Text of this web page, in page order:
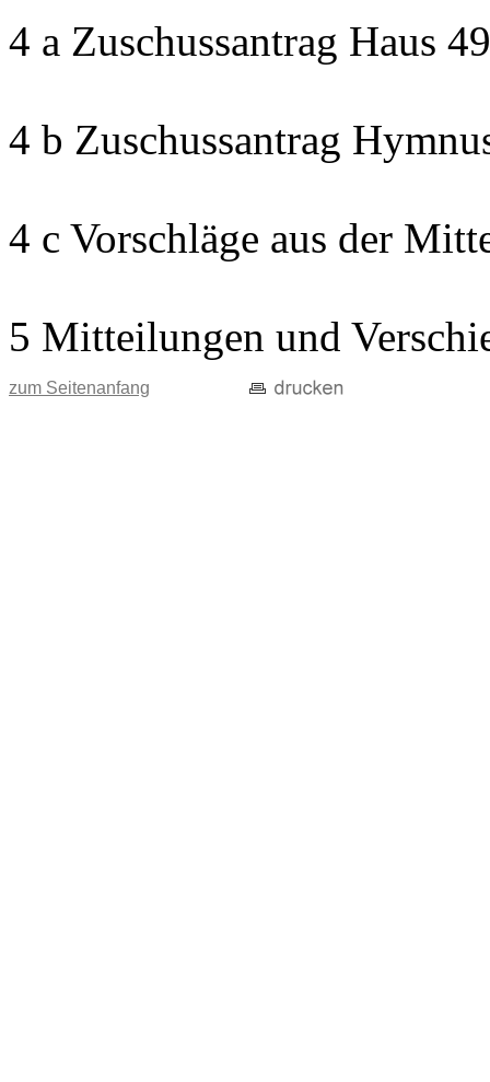
4 a Zuschussantrag Haus 49
4 b Zuschussantrag
4 c Vorschläge aus der
5 Mitteilungen und
zum Seitenanfang